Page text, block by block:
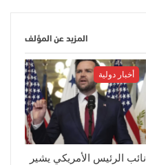
المزيد عن المؤلف
أخبار دولية
نائب الرئيس الأمريكي يشير